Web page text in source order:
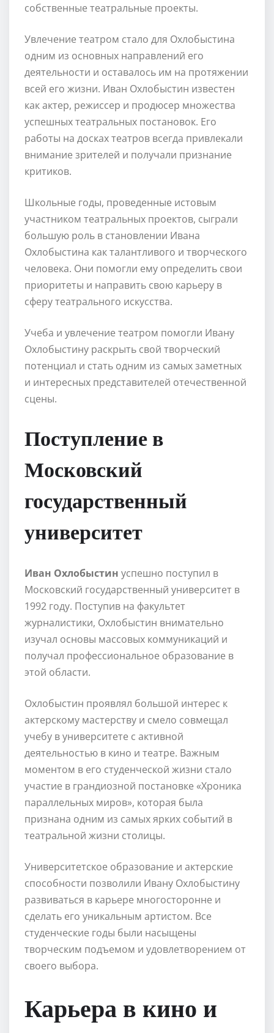
собственные театральные проекты.
Увлечение театром стало для Охлобыстина
одним из основных направлений его
деятельности и оставалось им на протяжении
всей его жизни. Иван Охлобыстин известен
как актер, режиссер и продюсер множества
успешных театральных постановок. Его
работы на досках театров всегда привлекали
внимание зрителей и получали признание
критиков.
Школьные годы, проведенные истовым
участником театральных проектов, сыграли
большую роль в становлении Ивана
Охлобыстина как талантливого и творческого
человека. Они помогли ему определить свои
приоритеты и направить свою карьеру в
сферу театрального искусства.
Учеба и увлечение театром помогли Ивану
Охлобыстину раскрыть свой творческий
потенциал и стать одним из самых заметных
и интересных представителей отечественной
сцены.
Поступление в
Московский
государственный
университет
Иван Охлобыстин успешно поступил в
Московский государственный университет в
1992 году. Поступив на факультет
журналистики, Охлобыстин внимательно
изучал основы массовых коммуникаций и
получал профессиональное образование в
этой области.
Охлобыстин проявлял большой интерес к
актерскому мастерству и смело совмещал
учебу в университете с активной
деятельностью в кино и театре. Важным
моментом в его студенческой жизни стало
участие в грандиозной постановке «Хроника
параллельных миров», которая была
признана одним из самых ярких событий в
театральной жизни столицы.
Университетское образование и актерские
способности позволили Ивану Охлобыстину
развиваться в карьере многосторонне и
сделать его уникальным артистом. Все
студенческие годы были насыщены
творческим подъемом и удовлетворением от
своего выбора.
Карьера в кино и